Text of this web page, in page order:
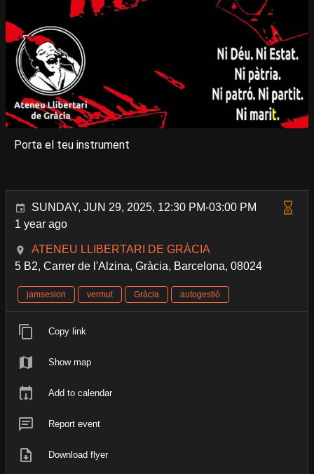
Porta el teu instrument
SUNDAY, JUN 29, 2025, 12:30 PM-03:00 PM
1 year ago
ATENEU LLIBERTARI DE GRÀCIA
5 B2, Carrer de l'Alzina, Gràcia, Barcelona, 08024
jamsesion vermut Gràcia autogestió
Copy link
Show map
Add to calendar
Report event
Download flyer